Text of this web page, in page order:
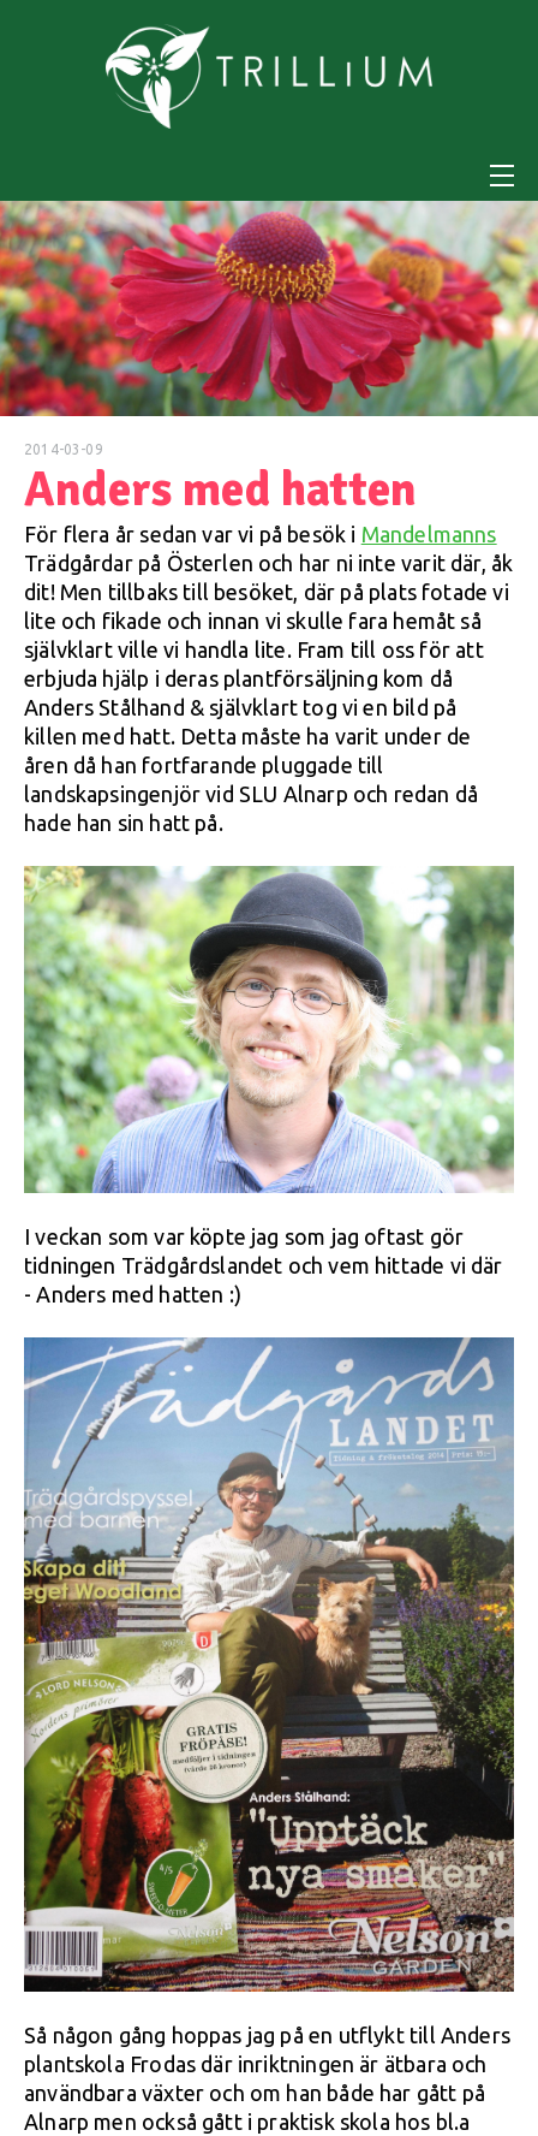
2014-03-09
Anders med hatten
För flera år sedan var vi på besök i Mandelmanns
Trädgårdar på Österlen och har ni inte varit där, åk
dit! Men tillbaks till besöket, där på plats fotade vi
lite och fikade och innan vi skulle fara hemåt så
självklart ville vi handla lite. Fram till oss för att
erbjuda hjälp i deras plantförsäljning kom då
Anders Stålhand & självklart tog vi en bild på
killen med hatt. Detta måste ha varit under de
åren då han fortfarande pluggade till
landskapsingenjör vid SLU Alnarp och redan då
hade han sin hatt på.
I veckan som var köpte jag som jag oftast gör
tidningen Trädgårdslandet och vem hittade vi där
- Anders med hatten :)
Så någon gång hoppas jag på en utflykt till Anders
plantskola Frodas där inriktningen är ätbara och
användbara växter och om han både har gått på
Alnarp men också gått i praktisk skola hos bl.a